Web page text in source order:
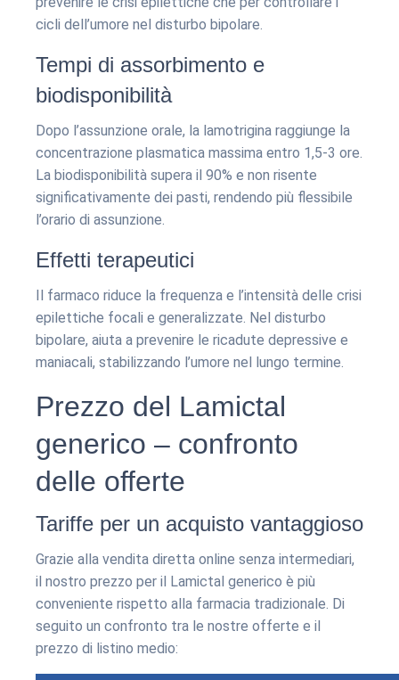
cicli dell’umore nel disturbo bipolare.
Tempi di assorbimento e
biodisponibilità
Dopo l’assunzione orale, la lamotrigina raggiunge la
concentrazione plasmatica massima entro 1,5-3 ore.
La biodisponibilità supera il 90% e non risente
significativamente dei pasti, rendendo più flessibile
l’orario di assunzione.
Effetti terapeutici
Il farmaco riduce la frequenza e l’intensità delle crisi
epilettiche focali e generalizzate. Nel disturbo
bipolare, aiuta a prevenire le ricadute depressive e
maniacali, stabilizzando l’umore nel lungo termine.
Prezzo del Lamictal
generico – confronto
delle offerte
Tariffe per un acquisto vantaggioso
Grazie alla vendita diretta online senza intermediari,
il nostro prezzo per il Lamictal generico è più
conveniente rispetto alla farmacia tradizionale. Di
seguito un confronto tra le nostre offerte e il
prezzo di listino medio: